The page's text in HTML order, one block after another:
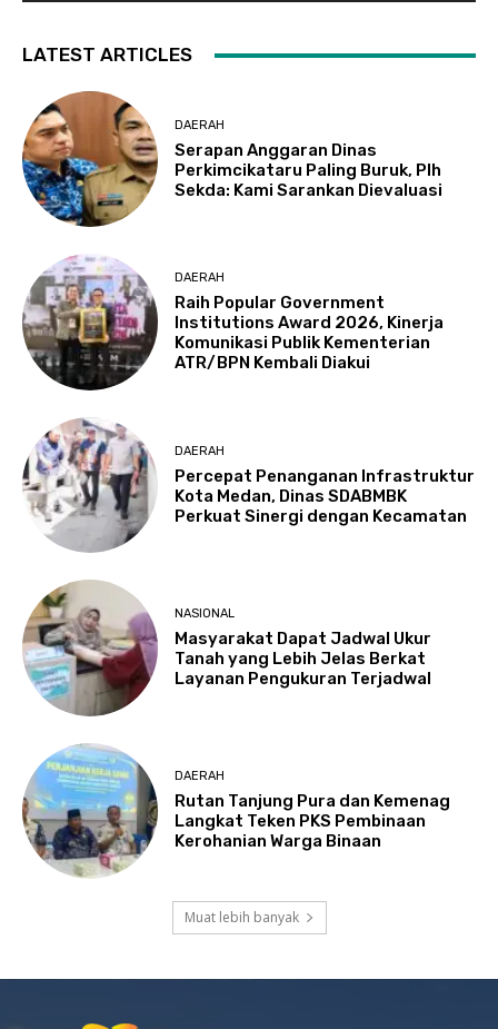
LATEST ARTICLES
DAERAH
Serapan Anggaran Dinas
Perkimcikataru Paling Buruk, Plh
Sekda: Kami Sarankan Dievaluasi
DAERAH
Raih Popular Government
Institutions Award 2026, Kinerja
Komunikasi Publik Kementerian
ATR/BPN Kembali Diakui
DAERAH
Percepat Penanganan Infrastruktur
Kota Medan, Dinas SDABMBK
Perkuat Sinergi dengan Kecamatan
NASIONAL
Masyarakat Dapat Jadwal Ukur
Tanah yang Lebih Jelas Berkat
Layanan Pengukuran Terjadwal
DAERAH
Rutan Tanjung Pura dan Kemenag
Langkat Teken PKS Pembinaan
Kerohanian Warga Binaan
Muat lebih banyak